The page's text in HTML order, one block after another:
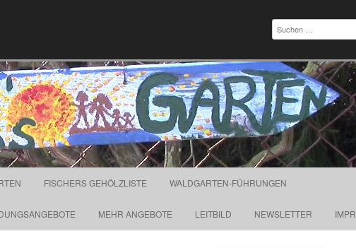
Suchen
nach:
FISCHERS GEHÖLZLISTE WALDGARTEN-FÜHRUNGEN
MEHR ANGEBOTE LEITBILD NEWSLETTER